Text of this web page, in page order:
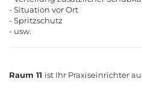
- Situation vor Ort
- Spritzschutz
- usw.
Raum 11 ist Ihr Praxiseinrichter